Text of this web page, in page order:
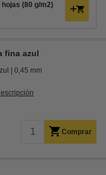
(80 g/m2)
fina azul
0,45 mm
Comprar